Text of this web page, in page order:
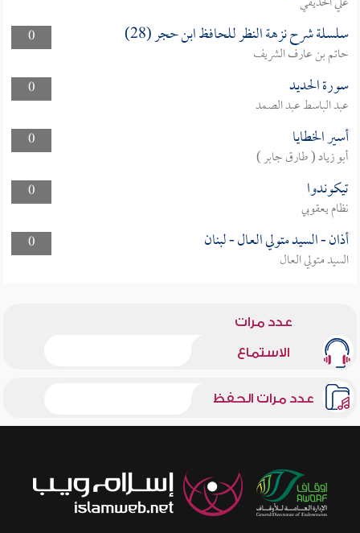
0
سلسلة شرح نزهة النظر للحافظ ابن حجر (28)
حاتم بن عارف الشريف
0
سورة الحديد
عبد الباسط عبد الصمد
0
أسير الخطايا
أبو زياد ( طارق جابر )
0
تيكوندوا
نظام يعقوبي
0
أذان - السيد متولي العال - لبنان
السيد متولي العال
عدد مرات
الاستماع
عدد مرات الحفظ